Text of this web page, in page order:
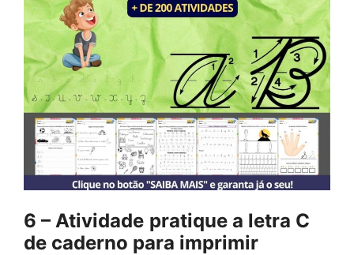
6 – Atividade pratique a letra C
de caderno para imprimir